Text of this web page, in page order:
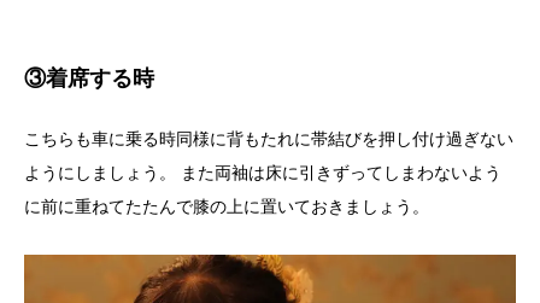
③着席する時
こちらも車に乗る時同様に背もたれに帯結びを押し付け過ぎない
ようにしましょう。 また両袖は床に引きずってしまわないよう
に前に重ねてたたんで膝の上に置いておきましょう。